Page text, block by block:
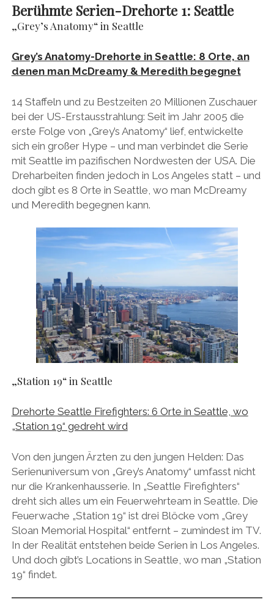
Berühmte Serien-Drehorte 1: Seattle
„Grey’s Anatomy“ in Seattle
Grey’s Anatomy-Drehorte in Seattle: 8 Orte, an
denen man McDreamy & Meredith begegnet
14 Staffeln und zu Bestzeiten 20 Millionen Zuschauer
bei der US-Erstausstrahlung: Seit im Jahr 2005 die
erste Folge von „Grey’s Anatomy“ lief, entwickelte
sich ein großer Hype – und man verbindet die Serie
mit Seattle im pazifischen Nordwesten der USA. Die
Dreharbeiten finden jedoch in Los Angeles statt – und
doch gibt es 8 Orte in Seattle, wo man McDreamy
und Meredith begegnen kann.
„Station 19“ in Seattle
Drehorte Seattle Firefighters: 6 Orte in Seattle, wo
„Station 19“ gedreht wird
Von den jungen Ärzten zu den jungen Helden: Das
Serienuniversum von „Grey’s Anatomy“ umfasst nicht
nur die Krankenhausserie. In „Seattle Firefighters“
dreht sich alles um ein Feuerwehrteam in Seattle. Die
Feuerwache „Station 19“ ist drei Blöcke vom „Grey
Sloan Memorial Hospital“ entfernt – zumindest im TV.
In der Realität entstehen beide Serien in Los Angeles.
Und doch gibt’s Locations in Seattle, wo man „Station
19“ findet.